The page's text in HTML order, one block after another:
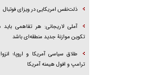
ذلت‌نفس امریکایی در ویزای فوتبال
آملی لاریجانی: هر تفاهمی باید
تکوین موازنۀ جدید منطقه‌ای باشد
طلاق سیاسی آمریکا و اروپا؛
ترامپ و افول هیمنه آمریکا